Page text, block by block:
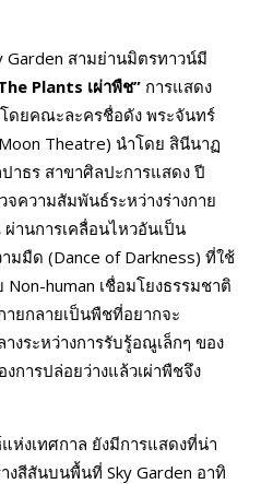
Garden สามย่านมิตรทาวน์มี
Plants เผ่าพืช” การแสดง
ดยคณะละครชื่อดัง พระจันทร์
Theatre) นำโดย สินีนาฏ
าธร สาขาศิลปะการแสดง ปี
ความสัมพันธ์ระหว่างร่างกาย
นการเคลื่อนไหวอันเป็น
มมืด (Dance of Darkness) ที่ใช้
Non-human เชื่อมโยงธรรมชาติ
ายกลายเป็นพืชที่อยากจะ
งระหว่างการรับรู้อณูเล็กๆ ของ
การปล่อยว่างแล้วเผ่าพืชจึง
งเทศกาล ยังมีการแสดงที่น่า
งสีสันบนพื้นที่ Sky Garden อาทิ